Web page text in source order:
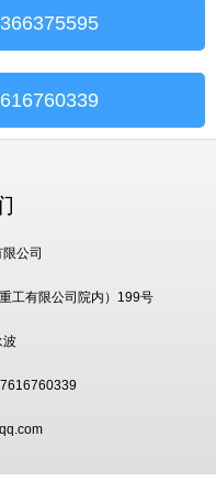
公司
工有限公司院内）199号
波